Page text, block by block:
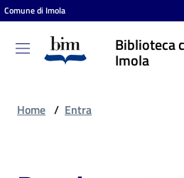
Vai al contenuto
Vai alla navigazione
Vai al footer
Comune di Imola
Biblioteca
Imola
Biblioteca
comunale
Home / Entra